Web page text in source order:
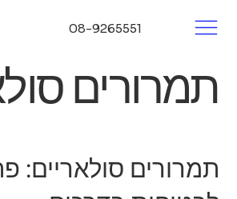
08-9265551
תמרורים
תמרורים סולאריים: